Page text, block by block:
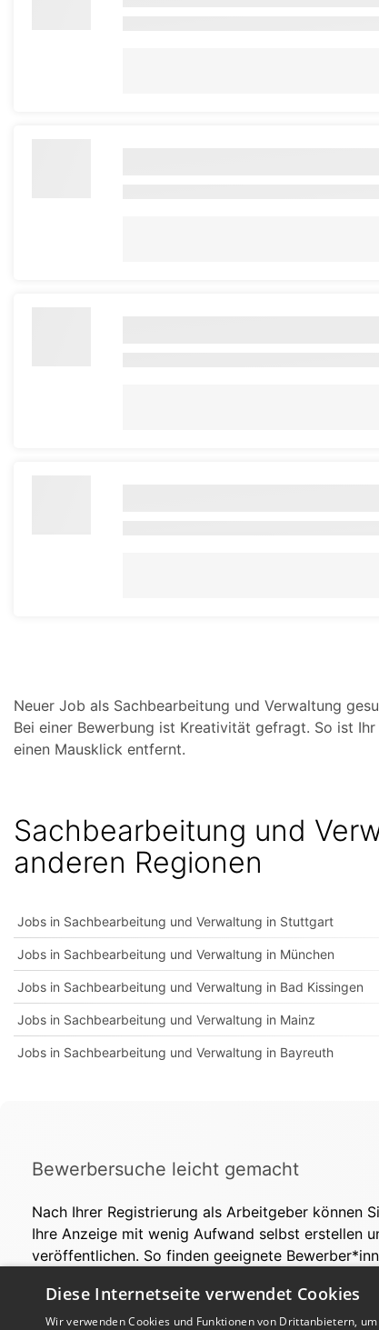
Neuer Job als Sachbearbeitung und Verwaltung
Bei einer Bewerbung ist Kreativität gefragt. So ist
einen Mausklick entfernt.
Sachbearbeitung und
anderen Regionen
Jobs in Sachbearbeitung und Verwaltung in Stuttgart
Jobs in Sachbearbeitung und Verwaltung in München
Jobs in Sachbearbeitung und Verwaltung in Bad Kissingen
Jobs in Sachbearbeitung und Verwaltung in Mainz
Jobs in Sachbearbeitung und Verwaltung in Bayreuth
Bewerbersuche leicht gemacht
Nach Ihrer Registrierung als Arbeitgeber können
Ihre Anzeige mit wenig Aufwand selbst erstellen
veröffentlichen. So finden geeignete
Diese Internetseite verwendet Cookies
Wir verwenden Cookies und Funktionen von Drittanbietern,